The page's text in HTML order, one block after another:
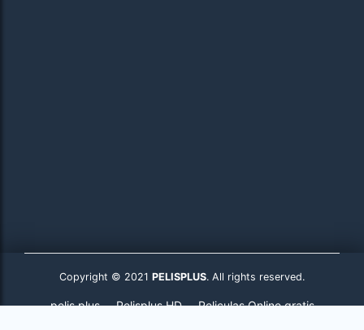
Copyright © 2021 PELISPLUS. All rights reserved.
pelis plus Pelisplus HD
Peliculas Online gratis